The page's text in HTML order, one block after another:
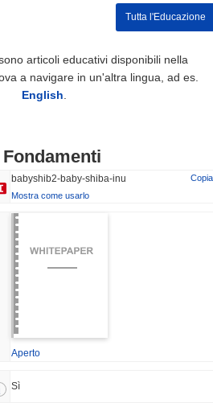
Tutta l'Educazione
articoli educativi disponibili nella
a navigare in un'altra lingua, ad es.
English
babyshib2-baby-shiba-inu
Copia
Mostra come usarlo
Aperto
Sì